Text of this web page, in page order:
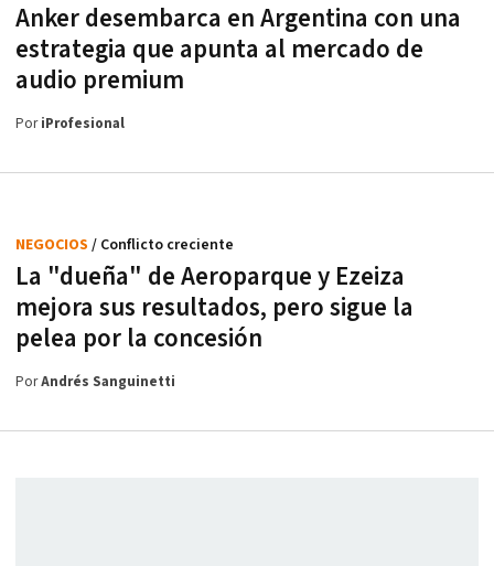
Anker desembarca en Argentina con una
estrategia que apunta al mercado de
audio premium
PoriProfesional
La "dueña" de Aeroparque y Ezeiza
mejora sus resultados, pero sigue la
pelea por la concesión
NEGOCIOS / Conflicto creciente
PorAndrés Sanguinetti